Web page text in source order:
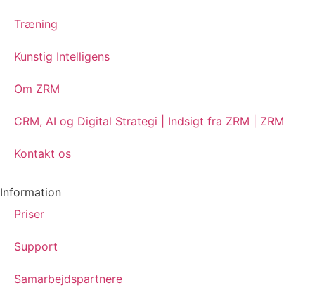
Træning
Kunstig Intelligens
Om ZRM
CRM, AI og Digital Strategi | Indsigt fra ZRM | ZRM
Kontakt os
Information
Priser
Support
Samarbejdspartnere